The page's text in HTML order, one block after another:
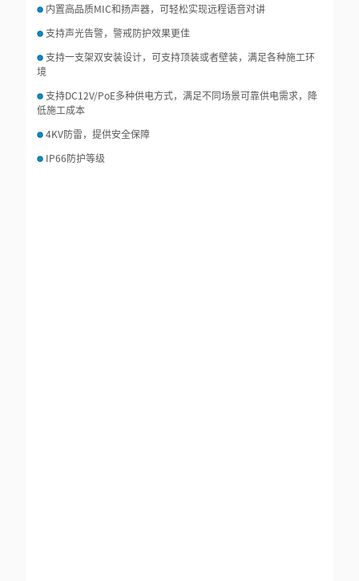
内置高品质MIC和扬声器，可轻松实现远程语音对讲
支持声光告警，警戒防护效果更佳
支持一支架双安装设计，可支持顶装或者壁装，满足各种施工环
境
支持DC12V/PoE多种供电方式，满足不同场景可靠供电需求，降
低施工成本
4KV防雷，提供安全保障
IP66防护等级